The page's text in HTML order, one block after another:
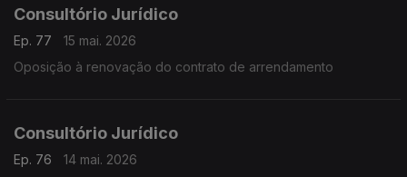
Consultório Jurídico
Ep. 77
15 mai. 2026
Oposição à renovação do contrato de arrendamento
Consultório Jurídico
Ep. 76
14 mai. 2026